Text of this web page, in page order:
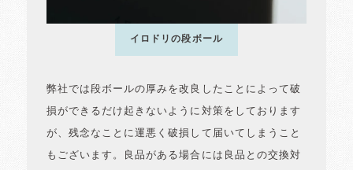
イロドリの段ボール
弊社では段ボールの厚みを改良したことによって破
損ができるだけ起きないように対策をしております
が、残念なことに運悪く破損して届いてしまうこと
もございます。良品がある場合には良品との交換対